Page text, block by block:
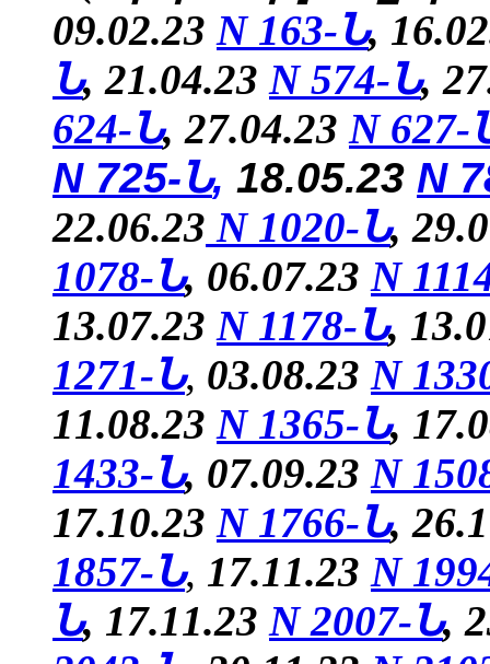
09.02.23 N 163-Ն,
Ն, 21.04.23 N 574-Ն,
624-Ն,27.04.23 N 627-
N 725-Ն, 18.05.23 N
22.06.23 N 1020-Ն,
1078-Ն, 06.07.23 N
13.07.23 N 1178-Ն,
1271-Ն, 03.08.23 N
11.08.23 N 1365-Ն,
1433-Ն, 07.09.23 N
17.10.23 N 1766-Ն,
1857-Ն, 17.11.23 N
Ն, 17.11.23 N 2007-Ն,